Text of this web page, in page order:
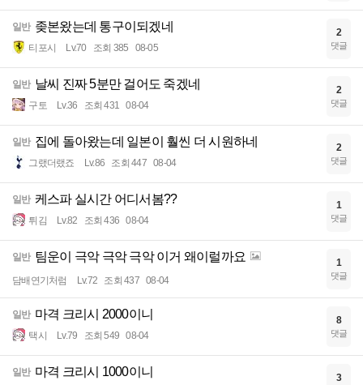
일반 좆본왔는데 통구이되겠네
티포시 Lv.70 조회 385 08-05
2
댓글
일반 날씨 진짜 5분만 걸어도 죽겠네
구토 Lv.36 조회 431 08-04
2
댓글
일반 집에 돌아왔는데 일본이 훨씬 더 시원하네
그랬더랬죠 Lv.86 조회 447 08-04
2
댓글
일반 케스파 실시간 어디서봄??
튀김 Lv.82 조회 436 08-04
1
댓글
일반 팀운이 극악 극악 극악 이거 왜이럴까요
담배연기처럼 Lv.72 조회 437 08-04
1
댓글
일반 마격 크리시 2000이니
택시 Lv.79 조회 549 08-04
8
댓글
일반 마격 크리시 1000이니 3